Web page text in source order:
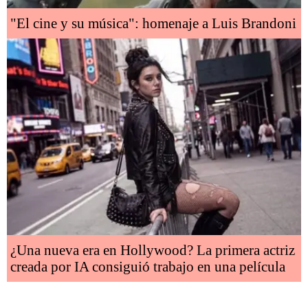
"El cine y su música": homenaje a Luis Brandoni
¿Una nueva era en Hollywood? La primera actriz
creada por IA consiguió trabajo en una película